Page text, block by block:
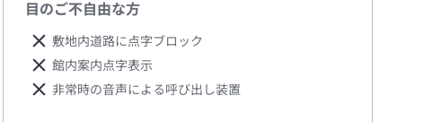
目のご不自由な方
敷地内道路に点字ブロック
館内案内点字表示
非常時の音声による呼び出し装置